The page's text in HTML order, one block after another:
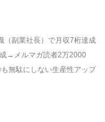
副業社長）で月収7桁達成
→メルマガ読者2万2000
無駄にしない生産性アップ